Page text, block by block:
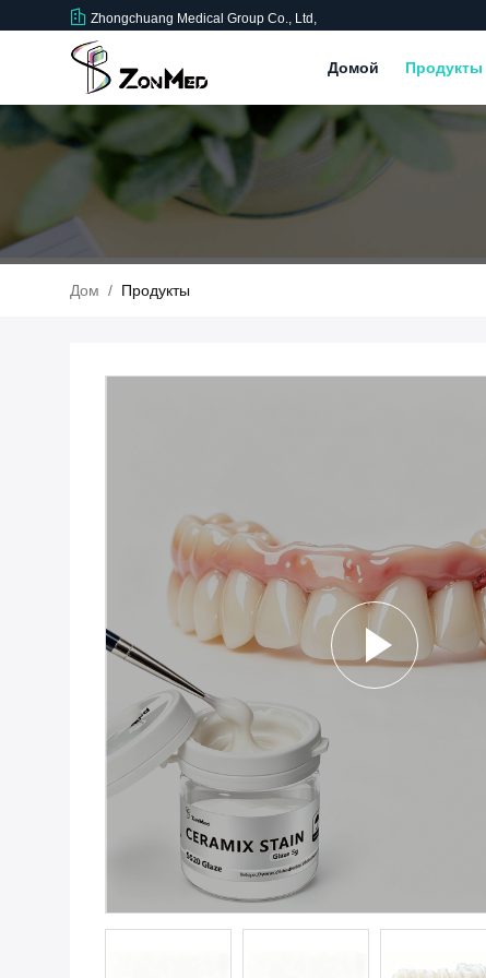
Zhongchuang Medical Group Co., Ltd,
Домой Продукты
Дом / Продукты